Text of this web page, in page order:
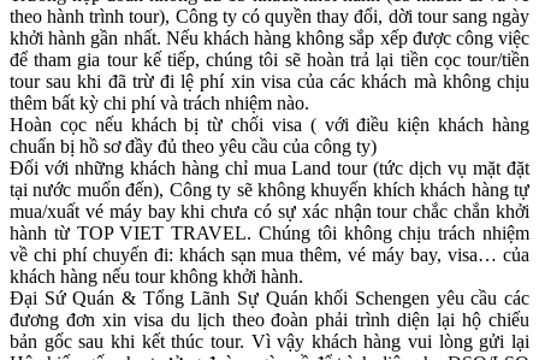
theo hành trình tour), Công ty có quyền thay đổi, dời tour sang ngày
khởi hành gần nhất. Nếu khách hàng không sắp xếp được công việc
để tham gia tour kế tiếp, chúng tôi sẽ hoàn trả lại tiền cọc tour/tiền
tour sau khi đã trừ đi lệ phí xin visa của các khách mà không chịu
thêm bất kỳ chi phí và trách nhiệm nào.
Hoàn cọc nếu khách bị từ chối visa ( với điều kiện khách hàng
chuẩn bị hồ sơ đầy đủ theo yêu cầu của công ty)
Đối với những khách hàng chỉ mua Land tour (tức dịch vụ mặt đặt
tại nước muốn đến), Công ty sẽ không khuyến khích khách hàng tự
mua/xuất vé máy bay khi chưa có sự xác nhận tour chắc chắn khởi
hành từ TOP VIET TRAVEL. Chúng tôi không chịu trách nhiệm
về chi phí chuyến đi: khách sạn mua thêm, vé máy bay, visa… của
khách hàng nếu tour không khởi hành.
Đại Sứ Quán & Tổng Lãnh Sự Quán khối Schengen yêu cầu các
đương đơn xin visa du lịch theo đoàn phải trình diện lại hộ chiếu
bản gốc sau khi kết thúc tour. Vì vậy khách hàng vui lòng gửi lại